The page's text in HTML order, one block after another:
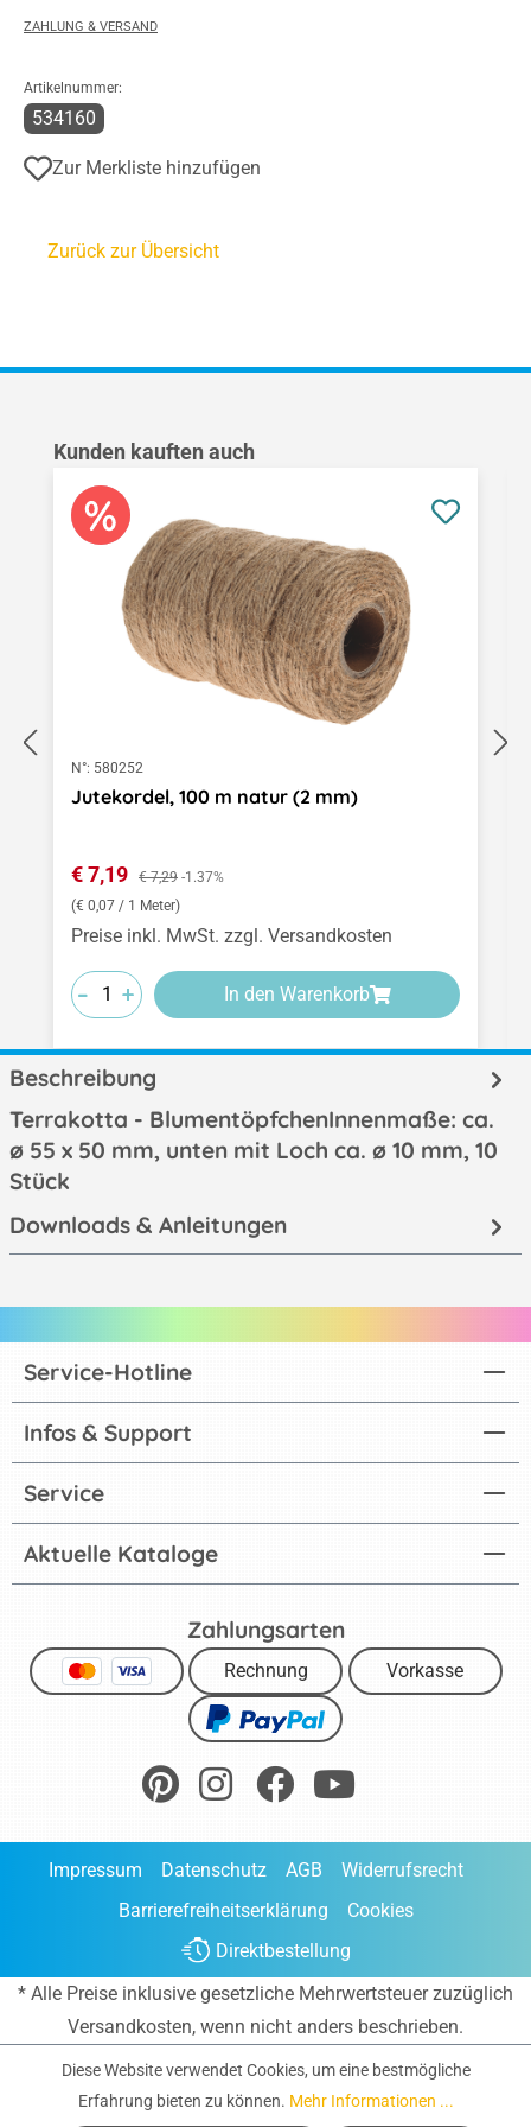
ZAHLUNG & VERSAND
Artikelnummer:
534160
Zur Merkliste hinzufügen
Zurück zur Übersicht
Produktgalerie überspringen
Kunden kauften auch
N°: 580252
Jutekordel, 100 m natur (2 mm)
Verkaufspreis:
€ 7,19 Regulärer Preis:
€ 7,29 -1.37%
(€ 0,07 / 1 Meter)
Preise inkl. MwSt. zzgl. Versandkosten
-
-
- +
+
+ In den Warenkorb
Beschreibung
Terrakotta - BlumentöpfchenInnenmaße: ca.
ø 55 x 50 mm, unten mit Loch ca. ø 10 mm, 10
Stück
Downloads & Anleitungen
Aktuelle Kataloge
Service-Hotline
Infos & Support
Service
Zahlungsarten
Rechnung Vorkasse
Impressum Datenschutz AGB
Widerrufsrecht
Barrierefreiheitserklärung
Cookies
Direktbestellung
* Alle Preise inklusive gesetzliche Mehrwertsteuer zuzüglich
Versandkosten, wenn nicht anders beschrieben.
Diese Website verwendet Cookies, um eine bestmögliche
Erfahrung bieten zu können. Mehr Informationen ...